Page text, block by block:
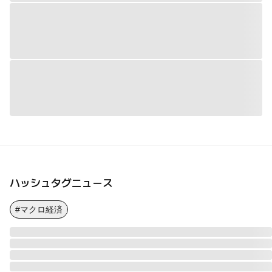
ハッシュタグニュース
#マクロ経済